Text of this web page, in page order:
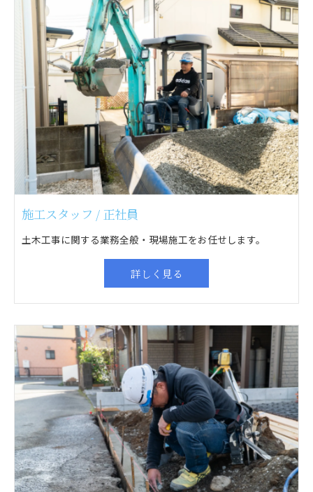
施工スタッフ / 正社員
土木工事に関する業務全般・現場施工をお任せします。
詳しく見る